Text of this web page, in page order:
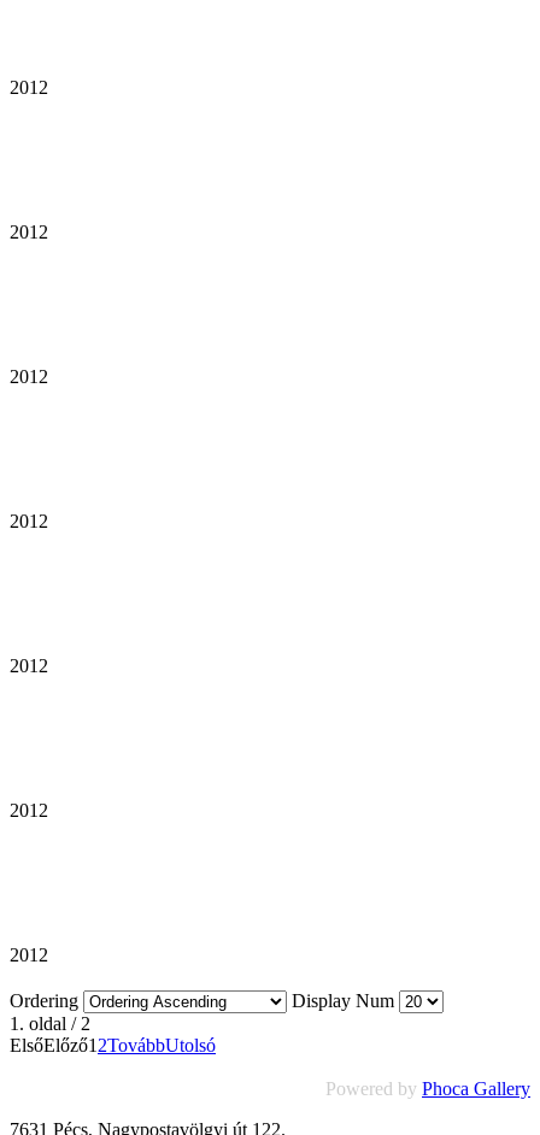
2012
2012
2012
2012
2012
2012
2012
Ordering
Display Num
1. oldal / 2
ElsőElőző1 2TovábbUtolsó
Powered by Phoca Gallery
7631 Pécs, Nagypostavölgyi út 122.